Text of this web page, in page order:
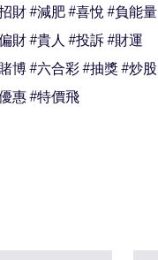
財 #減肥 #喜悅 #負能量
財 #貴人 #投訴 #財運
博 #六合彩 #抽獎 #炒股
惠 #特價飛